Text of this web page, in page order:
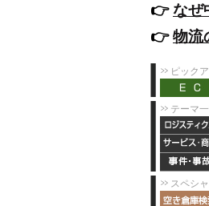
👉️なぜ
👉️物流
ピック
テーマ
スペシ